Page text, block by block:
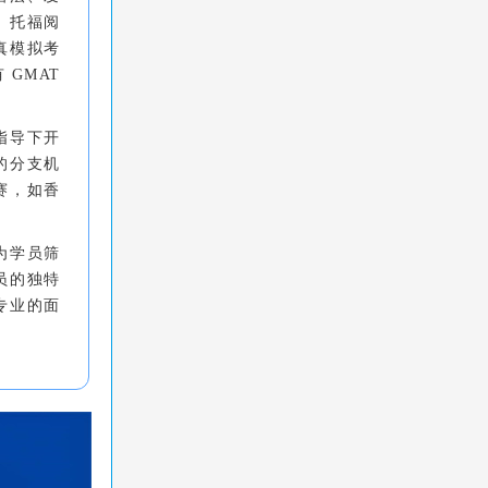
托福阅
模拟考
GMAT
导下开
分支机
，如香
学员筛
的独特
业的面